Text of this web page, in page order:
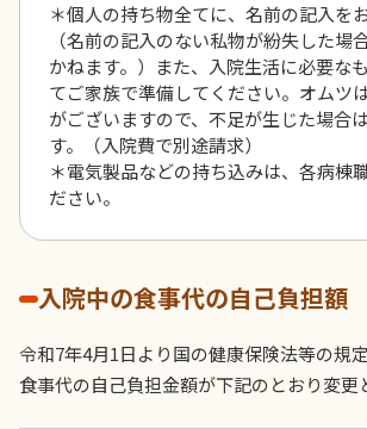
＊個人の持ち物全てに、名前の記入を
（名前の記入のない私物が紛失した場
かねます。）また、入院生活に必要な
てご家族で準備してください。オムツ
がございますので、不足が生じた場合
す。（入院費で別途請求）
＊電気製品などの持ち込みは、各病棟
ださい。
入院中の食事代の自己負担額
令和7年4月1日より国の健康保険法等の規
食事代の自己負担金額が下記のとおり変更